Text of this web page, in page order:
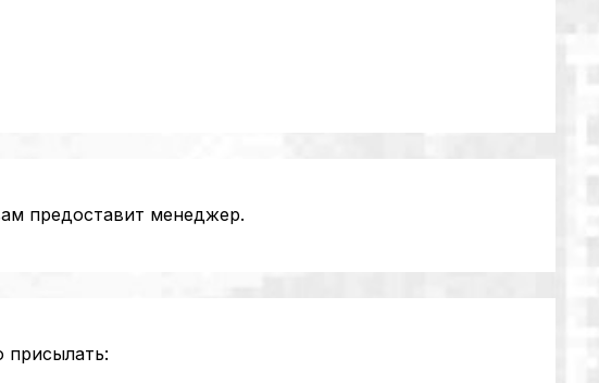
предоставит менеджер.
присылать: